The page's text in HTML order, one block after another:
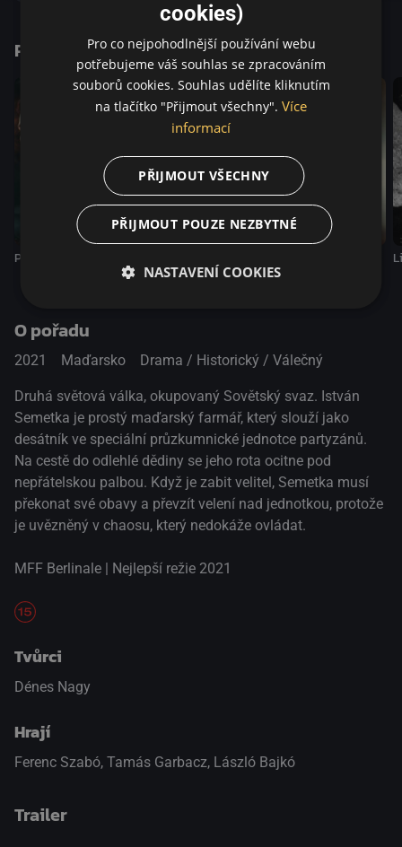
Podobné tituly
Posedlost
O pořadu
2021 Maďarsko Drama / Historický / Válečný
Druhá světová válka, okupovaný Sovětský svaz. István
Semetka je prostý maďarský farmář, který slouží jako
desátník ve speciální průzkumnické jednotce partyzánů.
Na cestě do odlehlé dědiny se jeho rota ocitne pod
nepřátelskou palbou. Když je zabit velitel, Semetka musí
překonat své obavy a převzít velení nad jednotkou, protože
je uvězněný v chaosu, který nedokáže ovládat.
MFF Berlinale | Nejlepší režie 2021
Tvůrci
Dénes Nagy
Hrají
Ferenc Szabó, Tamás Garbacz, László Bajkó
Trailer
cookies)
Pro co nejpohodlnější používání webu
potřebujeme váš souhlas se zpracováním
souborů cookies. Souhlas udělíte kliknutím
na tlačítko "Přijmout všechny". Více
informací
PŘIJMOUT VŠECHNY
PŘIJMOUT POUZE NEZBYTNÉ
NASTAVENÍ COOKIES